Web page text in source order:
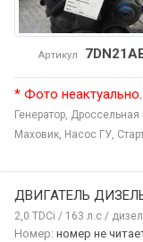
Артикул
* Фото
Генератор, Дроссельная
Маховик, Насос ГУ,
ДВИГАТЕЛЬ
2,0 TDCi / 163 л.с /
Номер: номер не